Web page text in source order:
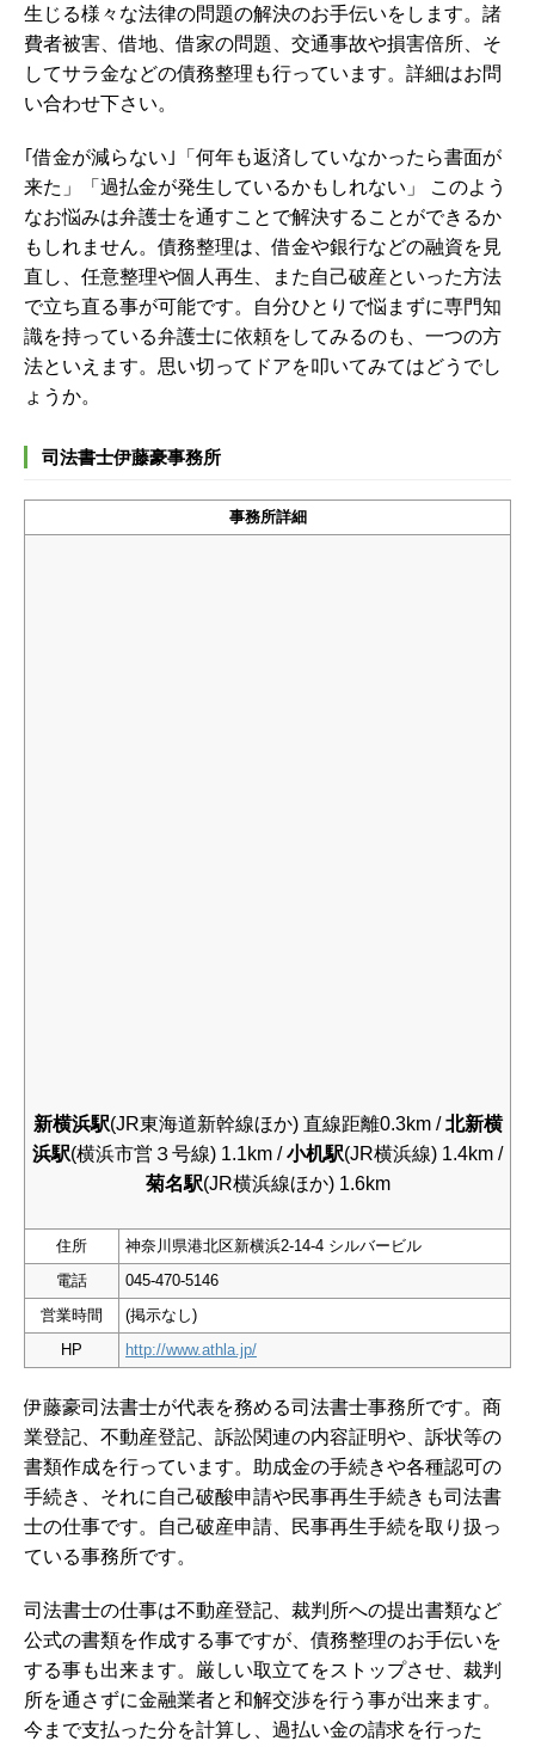
生じる様々な法律の問題の解決のお手伝いをします。諸
費者被害、借地、借家の問題、交通事故や損害倍所、そ
してサラ金などの債務整理も行っています。詳細はお問
い合わせ下さい。
｢借金が減らない｣「何年も返済していなかったら書面が
来た」「過払金が発生しているかもしれない」 このよう
なお悩みは弁護士を通すことで解決することができるか
もしれません。債務整理は、借金や銀行などの融資を見
直し、任意整理や個人再生、また自己破産といった方法
で立ち直る事が可能です。自分ひとりで悩まずに専門知
識を持っている弁護士に依頼をしてみるのも、一つの方
法といえます。思い切ってドアを叩いてみてはどうでし
ょうか。
司法書士伊藤豪事務所
事務所詳細
新横浜駅(JR東海道新幹線ほか) 直線距離0.3km /北新横
浜駅(横浜市営３号線) 1.1km /小机駅(JR横浜線) 1.4km /
菊名駅(JR横浜線ほか) 1.6km
住所
神奈川県港北区新横浜2-14-4 シルバービル
電話
045-470-5146
営業時間
(掲示なし)
HP
http://www.athla.jp/
伊藤豪司法書士が代表を務める司法書士事務所です。商
業登記、不動産登記、訴訟関連の内容証明や、訴状等の
書類作成を行っています。助成金の手続きや各種認可の
手続き、それに自己破酸申請や民事再生手続きも司法書
士の仕事です。自己破産申請、民事再生手続を取り扱っ
ている事務所です。
司法書士の仕事は不動産登記、裁判所への提出書類など
公式の書類を作成する事ですが、債務整理のお手伝いを
する事も出来ます。厳しい取立てをストップさせ、裁判
所を通さずに金融業者と和解交渉を行う事が出来ます。
今まで支払った分を計算し、過払い金の請求を行った